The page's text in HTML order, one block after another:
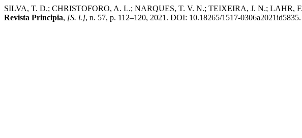
SILVA, T. D.; CHRISTOFORO, A. L.; NARQUES, T. V. N.; TEIXEIRA, J. N.; LAHR, F.
Revista Principia, [S. l.], n. 57, p. 112–120, 2021. DOI: 10.18265/1517-